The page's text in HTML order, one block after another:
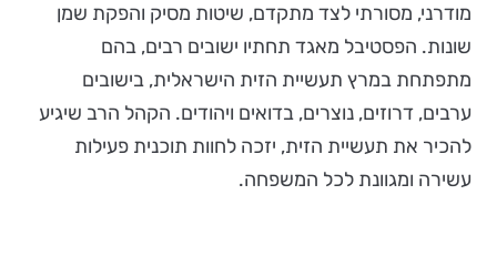
מודרני, מסורתי לצד מתקדם, שיטות מסיק והפקת שמן
שונות. הפסטיבל מאגד תחתיו ישובים רבים, בהם
מתפתחת במרץ תעשיית הזית הישראלית, בישובים
ערבים, דרוזים, נוצרים, בדואים ויהודים. הקהל הרב שיגיע
להכיר את תעשיית הזית, יזכה לחוות תוכנית פעילות
עשירה ומגוונת לכל המשפחה.